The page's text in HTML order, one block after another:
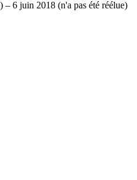
– 6 juin 2018 (n'a pas été réélue)